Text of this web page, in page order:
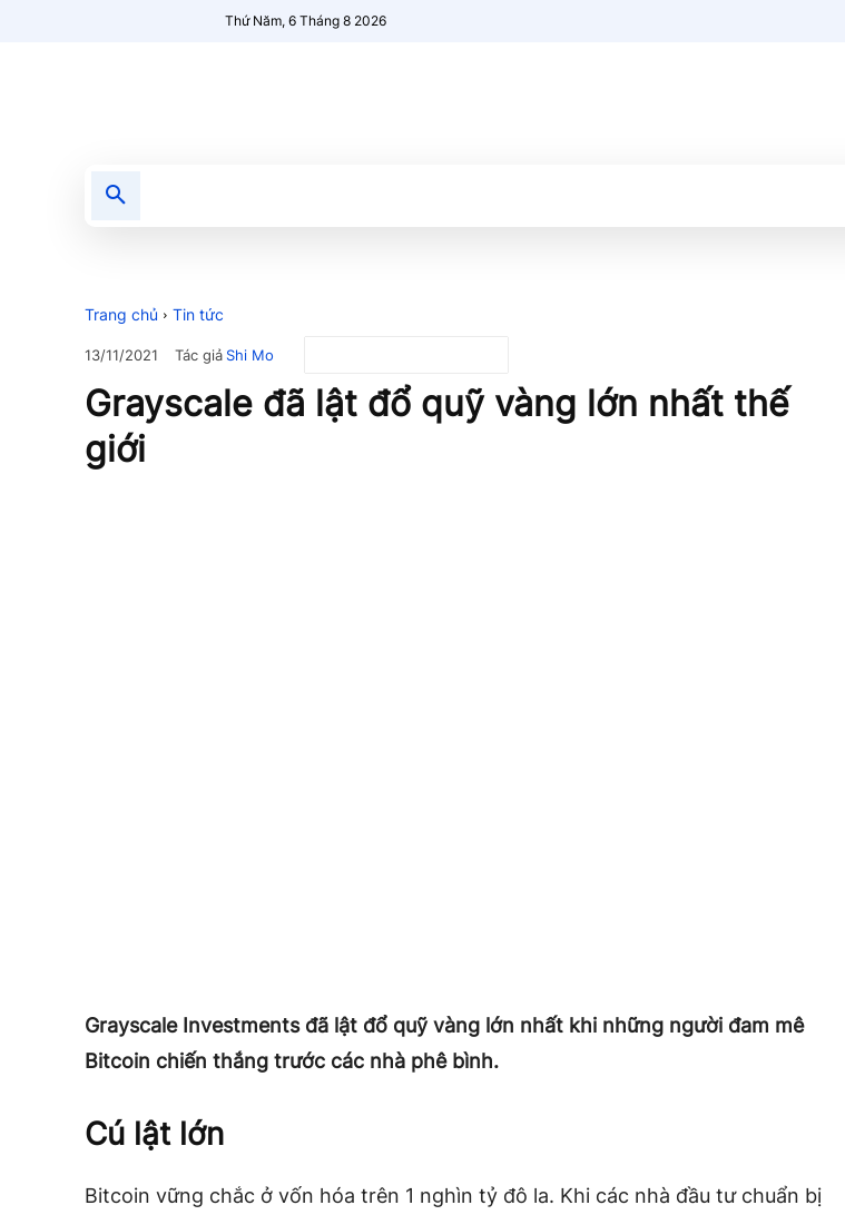
Thứ Năm, 6 Tháng 8 2026
Trang chủ Tin tức
13/11/2021 Tác giảShi Mo
Grayscale đã lật đổ quỹ vàng lớn nhất thế
giới
Grayscale Investments đã lật đổ quỹ vàng lớn nhất khi những người đam mê
Bitcoin chiến thắng trước các nhà phê bình.
Cú lật lớn
Bitcoin vững chắc ở vốn hóa trên 1 nghìn tỷ đô la. Khi các nhà đầu tư chuẩn bị